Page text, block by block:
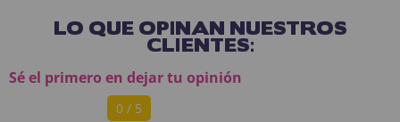
LO QUE OPINAN NUESTROS
CLIENTES:
Sé el primero en dejar tu opinión
0 / 5